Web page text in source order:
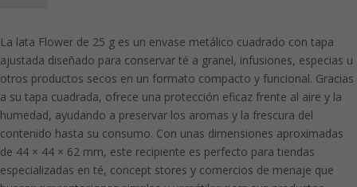
cantidad
La lata Flower de 25 g es un envase metálico cuadrado con tapa
ajustada diseñado para conservar té a granel, infusiones, especias u
otros productos secos en un formato compacto y funcional. Gracias
a su tapa cuadrada, ofrece una protección eficaz frente al aire y la
humedad, ayudando a preservar los aromas y la frescura del
contenido hasta su consumo. Con unas dimensiones aproximadas
de 44 × 44 × 62 mm, este recipiente es perfecto para tiendas
especializadas en té, concept stores y comercios de menaje que